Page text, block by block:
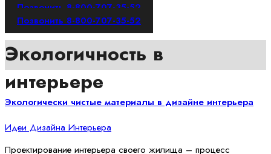
Позвонить 8-800-707-35-52
Позвонить 8-800-707-35-52
Экологичность в
интерьере
Экологически чистые материалы в дизайне интерьера
Идеи Дизайна Интерьера
Проектирование интерьера своего жилища – процесс